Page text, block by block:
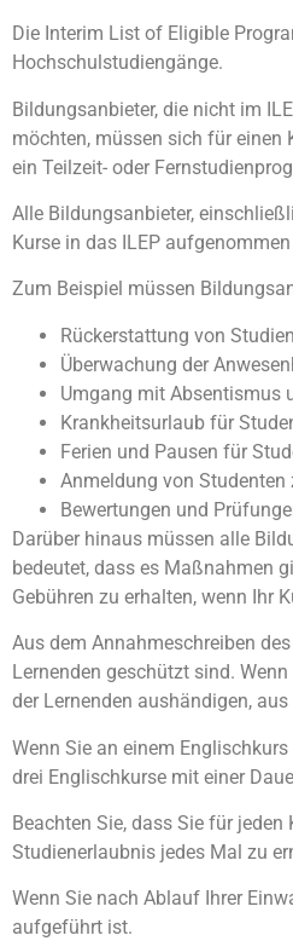
Die Interim List of Eligible
Hochschulstudiengänge.
Bildungsanbieter, die nicht im
möchten, müssen sich für einen
ein Teilzeit- oder
Alle Bildungsanbieter,
Kurse in das ILEP
Zum Beispiel müssen
Rückerstattung von
Überwachung der
Umgang mit Absentismus
Krankheitsurlaub für
Ferien und Pausen für
Anmeldung von
Bewertungen und
Darüber hinaus müssen alle
bedeutet, dass es Maßnahmen
Gebühren zu erhalten, wenn Ihr
Aus dem Annahmeschreiben
Lernenden geschützt sind.
der Lernenden aushändigen,
Wenn Sie an einem
drei Englischkurse mit einer
Beachten Sie, dass Sie für
Studienerlaubnis jedes Mal zu
Wenn Sie nach Ablauf Ihrer
aufgeführt ist.